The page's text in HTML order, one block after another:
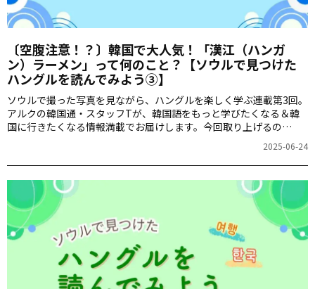
〔空腹注意！？〕韓国で大人気！「漢江（ハンガ
ン）ラーメン」って何のこと？【ソウルで見つけた
ハングルを読んでみよう③】
ソウルで撮った写真を見ながら、ハングルを楽しく学ぶ連載第3回。
アルクの韓国通・スタッフTが、韓国語をもっと学びたくなる＆韓
国に行きたくなる情報満載でお届けします。今回取り上げるの
は・・・ラーメン！お腹が空いているときに読むのは要注意2025-06-24